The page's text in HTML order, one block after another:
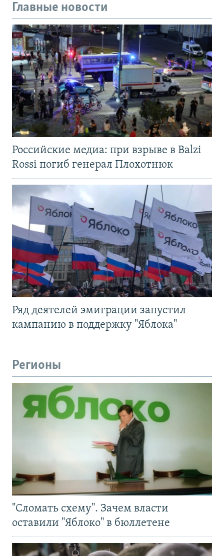
Главные новости
Российские медиа: при взрыве в Balzi
Rossi погиб генерал Плохотнюк
Ряд деятелей эмиграции запустил
кампанию в поддержку "Яблока"
Регионы
"Сломать схему". Зачем власти
оставили "Яблоко" в бюллетене